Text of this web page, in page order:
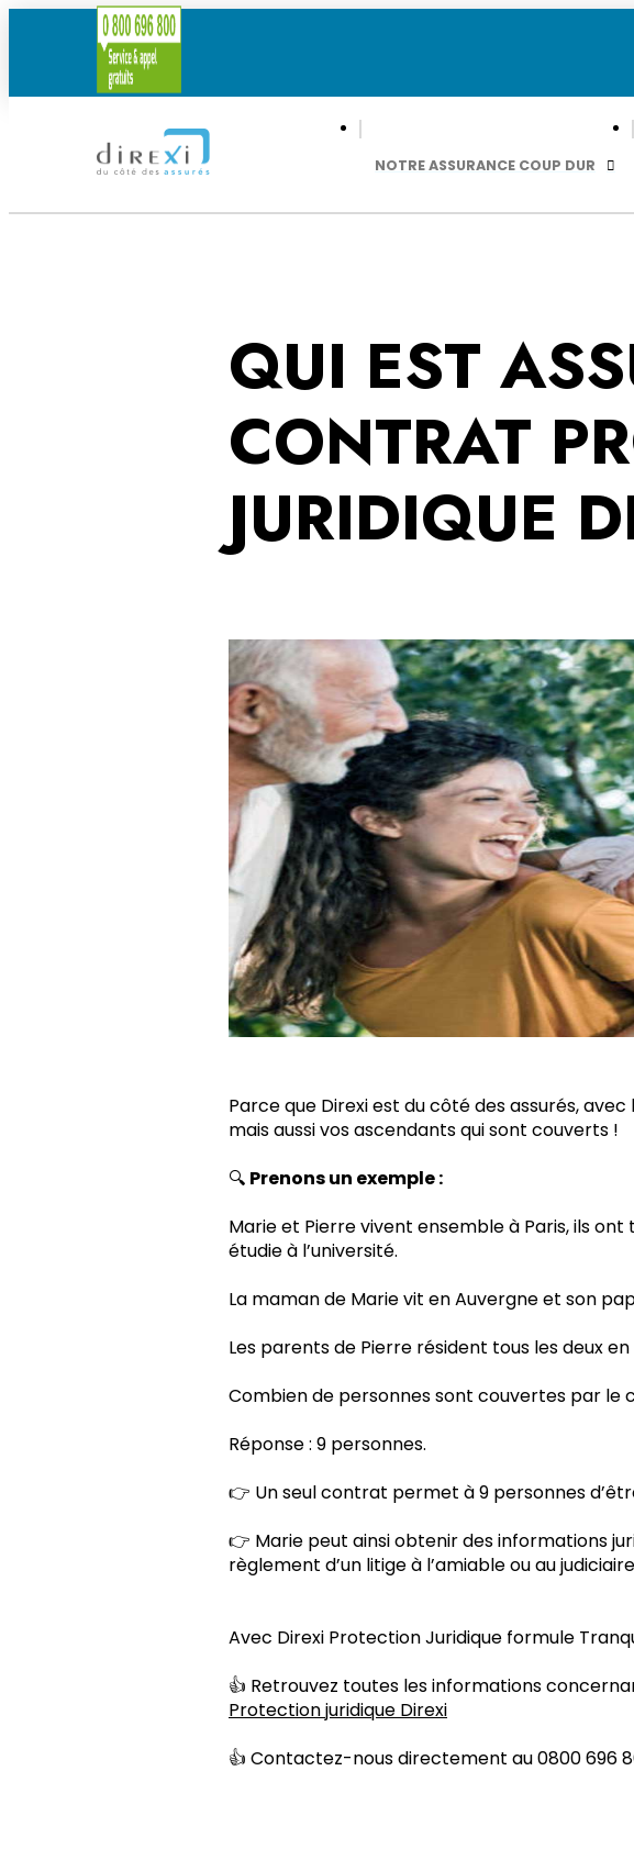
NOTRE ASSURANCE COUP DUR
QUI EST
CONTRAT
JURIDIQUE
Parce que Direxi est du côté des assurés,
mais aussi vos ascendants qui sont couverts !
🔍 Prenons un exemple :
Marie et Pierre vivent ensemble à Paris, ils
étudie à l’université.
La maman de Marie vit en Auvergne et son
Les parents de Pierre résident tous les deux
Combien de personnes sont couvertes par le
Réponse : 9 personnes.
👉 Un seul contrat permet à 9 personnes
👉 Marie peut ainsi obtenir des informations
règlement d’un litige à l’amiable ou au
Avec Direxi Protection Juridique formule
👍 Retrouvez toutes les informations
Protection juridique Direxi
👍 Contactez-nous directement au 0800 696